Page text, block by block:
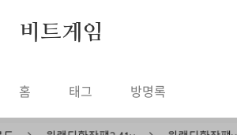
비트게임
홈 태그 방명록